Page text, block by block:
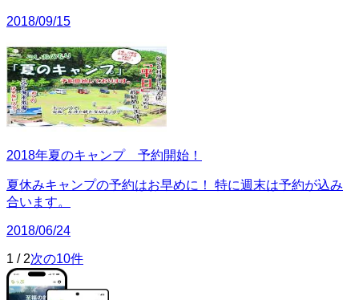
2018/09/15
2018年夏のキャンプ 予約開始！
夏休みキャンプの予約はお早めに！ 特に週末は予約が込み
合います。
2018/06/24
1 / 2次の10件